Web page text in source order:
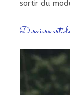
sortir du
Derniers